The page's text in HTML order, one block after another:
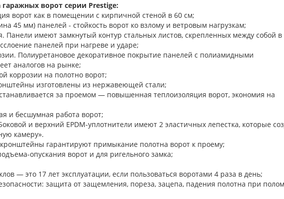
ворот серии Prestige:
ворот как в помещении с кирпичной стеной в 60 см;
45 мм) панелей - стойкость ворот ко взлому и ветровым нагрузкам;
Панели имеют замкнутый контур стальных листов, скрепленных между собой в
панелей при нагреве и ударе;
Полиуретановое декоративное покрытие панелей с полиамидными
аналогов на рынке;
коррозии на полотно ворот;
изготовлены из нержавеющей стали;
за проемом — повышенная теплоизоляция ворот, экономия на
и бесшумная работа ворот;
и верхний EPDM-уплотнители имеют 2 эластичных лепестка, которые
камеру».
гарантируют примыкание полотна ворот к проему;
для подъема-опускания ворот и для ригельного
— это 17 лет эксплуатации, если пользоваться воротами 4 раза в день;
защита от защемления, пореза, зацепа, падения полотна при